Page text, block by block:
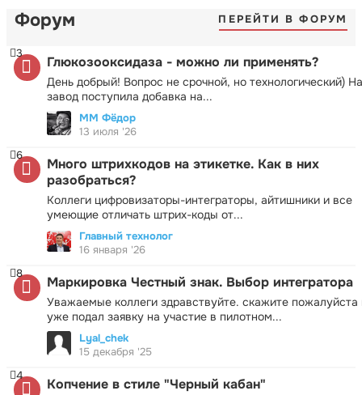
Форум ПЕРЕЙТИ В ФОРУМ
Глюкозооксидаза - можно ли применять?
День добрый! Вопрос не срочной, но технологический) На
завод поступила добавка на...
3
ММ Фёдор
13 июля '26
Много штрихкодов на этикетке. Как в них
разобраться?
Коллеги цифровизаторы-интеграторы, айтишники и все
умеющие отличать штрих-коды от...
6
Главный технолог
16 января '26
Маркировка Честный знак. Выбор интегратора
Уважаемые коллеги здравствуйте. скажите пожалуйста
уже подал заявку на участие в пилотном...
8
Lyal_chek
15 декабря '25
Копчение в стиле "Черный кабан"
4